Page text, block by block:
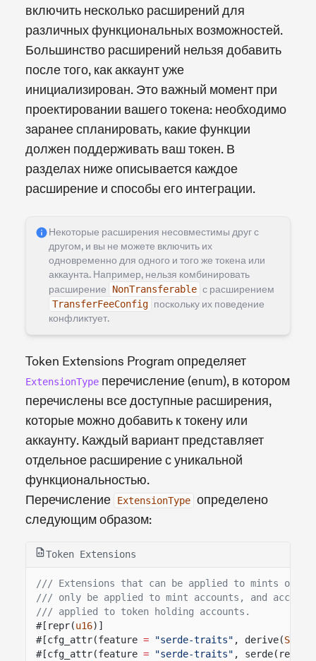
включить несколько расширений для
различных функциональных возможностей.
Большинство расширений нельзя добавить
после того, как аккаунт уже
инициализирован. Это важный момент при
проектировании вашего токена: необходимо
заранее спланировать, какие функции
должен поддерживать ваш токен. В
разделах ниже описывается каждое
расширение и способы его интеграции.
Некоторые расширения несовместимы друг с
другом, и вы не можете включить их
одновременно для одного и того же токена или
аккаунта. Например, нельзя комбинировать
расширение
NonTransferable с расширением
TransferFeeConfig поскольку их поведение
конфликтует.
Token Extensions Program определяет
ExtensionType перечисление (enum), в котором
перечислены все доступные расширения,
которые можно добавить к токену или
аккаунту. Каждый вариант представляет
отдельное расширение с уникальной
функциональностью.
Перечисление
ExtensionType определено
следующим образом:
Token Extensions
/// Extensions that can be applied to mints or
/// only be applied to mint accounts, and account
/// applied to token holding accounts.
#[repr(u16)]
#[cfg_attr(feature = "serde-traits" , derive(
#[cfg_attr(feature = "serde-traits" ,